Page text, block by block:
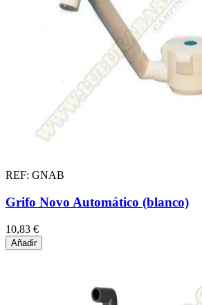
REF: GNAB
Grifo Novo Automático (blanco)
10,83 €
Añadir